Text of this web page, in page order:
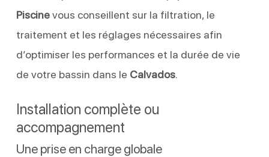
Piscinevous conseillent sur la filtration, le
traitement et les réglages nécessaires afin
d’optimiser les performances et la durée de vie
de votre bassin dans le Calvados.
Installation complète ou
accompagnement
Une prise en charge globale